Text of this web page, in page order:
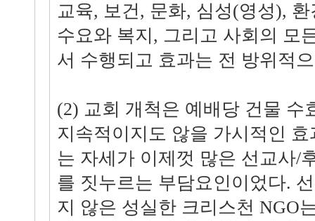
교육, 보건, 문화, 심성(영성),
수요와 복지, 그리고 사회의 모
서 수행되고 효과는 전 방위적
(2) 교회 개척은 예배당 건물 수
지속적이지도 않을 가시적인
는 자세가 이제껏 많은 선교사/
를 짓누르는 부담요인이었다.
지 않은 성실한 크리스천 NGO